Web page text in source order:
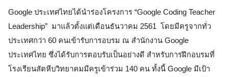
Google ประเทศไทยได้นำร่องโครงการ “Google Coding Teacher
Leadership”  มาแล้วตั้งแต่เดือนธันวาคม 2561  โดยมีครูจากทั่ว
ประเทศกว่า 60 คนเข้ารับการอบรม ณ สำนักงาน Google
ประเทศไทย ซึ่งได้รับการตอบรับเป็นอย่างดี สำหรับการฝึกอบรมที่
โรงเรียนสัตหีบวิทยาคมมีครูเข้าร่วม 140 คน ทั้งนี้ Google มีเป้า